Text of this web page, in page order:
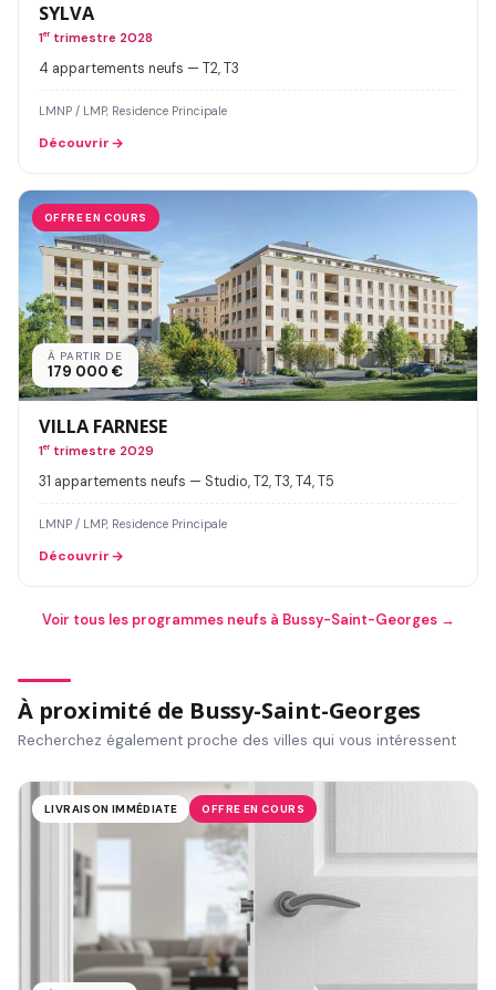
SYLVA
1ertrimestre 2028
4 appartements neufs — T2, T3
LMNP / LMP, Residence Principale
Découvrir
OFFRE EN COURS
À PARTIR DE
179 000 €
VILLA FARNESE
1ertrimestre 2029
31 appartements neufs — Studio, T2, T3, T4, T5
LMNP / LMP, Residence Principale
Découvrir
Voir tous les programmes neufs à Bussy-Saint-Georges →
À proximité de Bussy-Saint-Georges
Recherchez également proche des villes qui vous intéressent
LIVRAISON IMMÉDIATE OFFRE EN COURS